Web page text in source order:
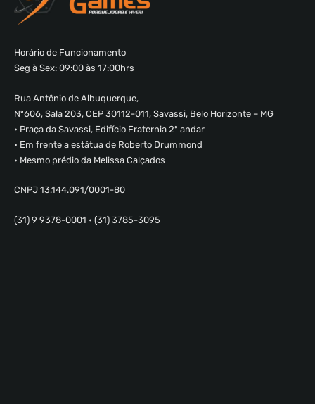
Horário de Funcionamento
Seg à Sex: 09:00 às 17:00hrs
Rua Antônio de Albuquerque,
Nº606, Sala 203, CEP 30112-011, Savassi, Belo Horizonte – MG
• Praça da Savassi, Edifício Fraternia 2º andar
• Em frente a estátua de Roberto Drummond
• Mesmo prédio da Melissa Calçados
CNPJ 13.144.091/0001-80
(31) 9 9378-0001 • (31) 3785-3095